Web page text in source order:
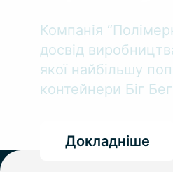
Компанія
досвід
якої найбільшу
контейнери Біг
Докладніше